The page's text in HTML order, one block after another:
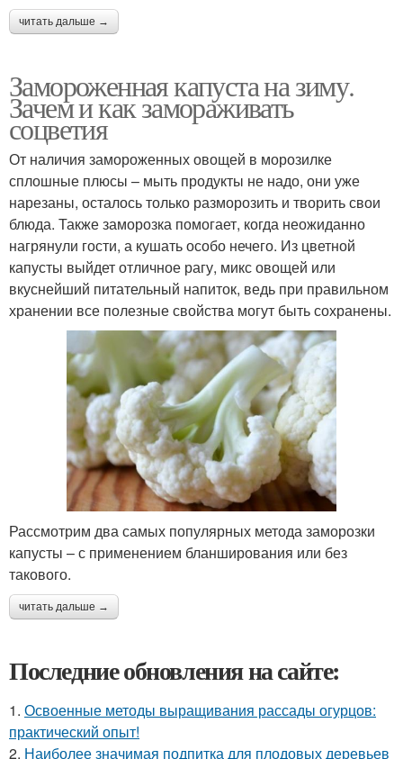
читать дальше →
Замороженная капуста на зиму.
Зачем и как замораживать
соцветия
От наличия замороженных овощей в морозилке
сплошные плюсы – мыть продукты не надо, они уже
нарезаны, осталось только разморозить и творить свои
блюда. Также заморозка помогает, когда неожиданно
нагрянули гости, а кушать особо нечего. Из цветной
капусты выйдет отличное рагу, микс овощей или
вкуснейший питательный напиток, ведь при правильном
хранении все полезные свойства могут быть сохранены.
Рассмотрим два самых популярных метода заморозки
капусты – с применением бланширования или без
такового.
читать дальше →
Последние обновления на сайте:
1. Освоенные методы выращивания рассады огурцов:
практический опыт!
2. Наиболее значимая подпитка для плодовых деревьев